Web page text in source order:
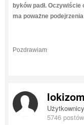
byków padł.
ma poważne
Pozdrawiam
lokizom
Użytkownicy
5746 postów